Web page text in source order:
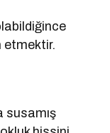
etmektir.
susamış